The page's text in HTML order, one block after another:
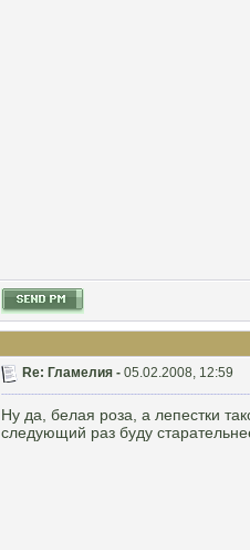
Re: Гламелия - 05.02.2008, 12:59
Ну да, белая роза, а лепестки
следующий раз буду